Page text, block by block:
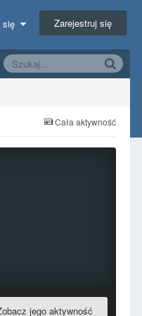
się Zarejestruj się
Cała aktywność
jego aktywność